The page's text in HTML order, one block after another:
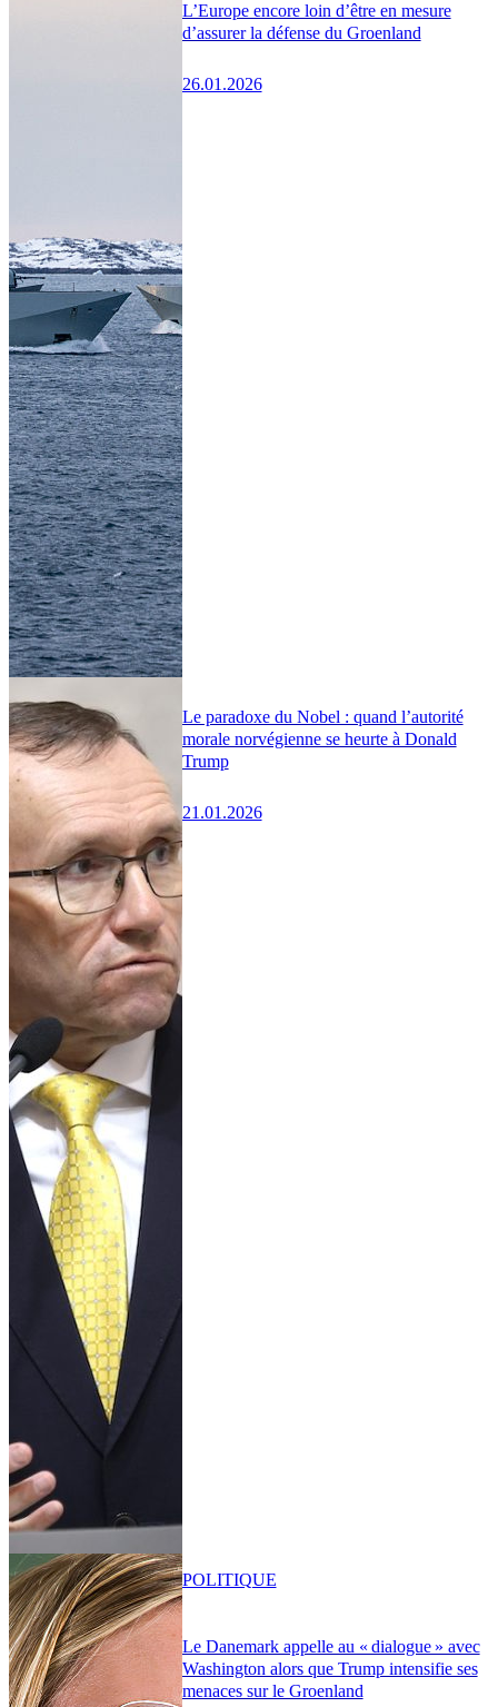
L’Europe encore loin d’être en mesure
d’assurer la défense du Groenland
26.01.2026
Le paradoxe du Nobel : quand l’autorité
morale norvégienne se heurte à Donald
Trump
21.01.2026
Le Danemark appelle au « dialogue » avec
Washington alors que Trump intensifie ses
menaces sur le Groenland
POLITIQUE